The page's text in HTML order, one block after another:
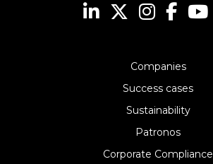
Companies
Success cases
Sustainability
Patronos
Corporate Compliance